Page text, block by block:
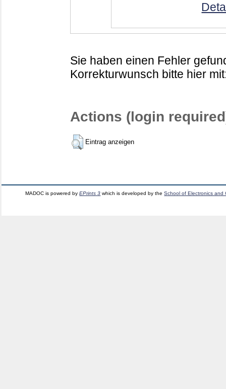
Sie haben einen Fehler
Korrekturwunsch bitte hier
Actions (login
Eintrag anzeigen
MADOC is powered byEPrints 3 which is developed by theSchool of Electronics and